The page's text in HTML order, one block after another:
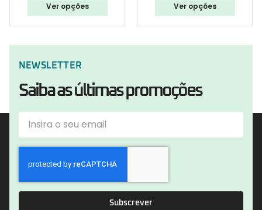
Ver opções Ver opções
NEWSLETTER
Saiba as últimas promoções
Subscrever